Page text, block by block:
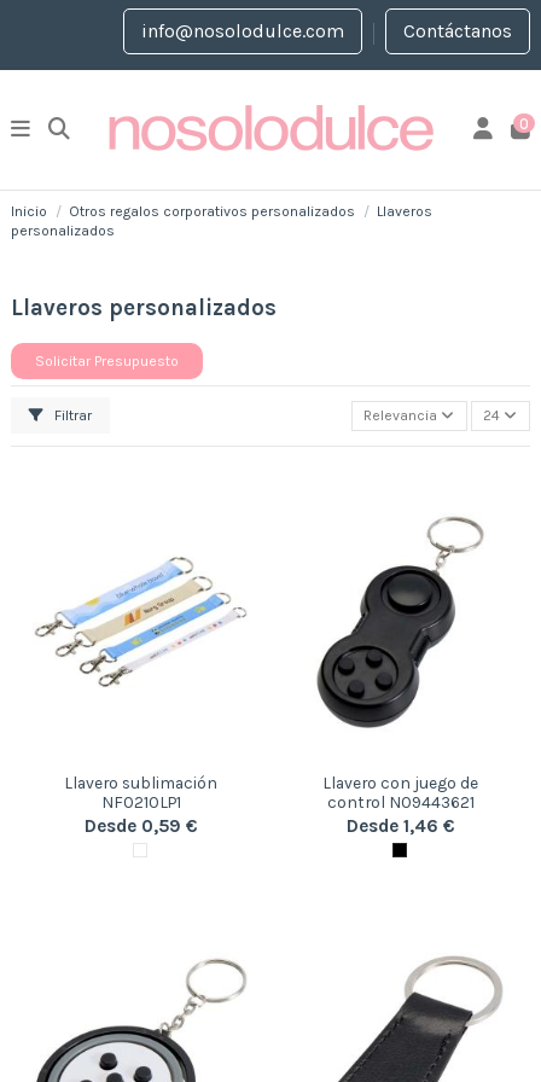
info@nosolodulce.com Contáctanos
0
Inicio Otros regalos corporativos personalizados
Llaveros
personalizados
Llaveros personalizados
Solicitar Presupuesto
Filtrar Relevancia 24
Llavero sublimación
NF0210LP1
Desde 0,59 €
Llavero con juego de
control N09443621
Desde 1,46 €